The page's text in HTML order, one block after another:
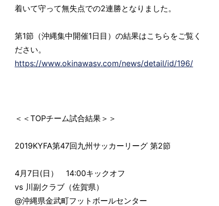
着いて守って無失点での2連勝となりました。
第1節（沖縄集中開催1日目）の結果はこちらをご覧く
ださい。
https://www.okinawasv.com/news/detail/id/196/
＜＜TOPチーム試合結果＞＞
2019KYFA第47回九州サッカーリーグ 第2節
4月7日(日） 14:00キックオフ
vs 川副クラブ（佐賀県）
@沖縄県金武町フットボールセンター